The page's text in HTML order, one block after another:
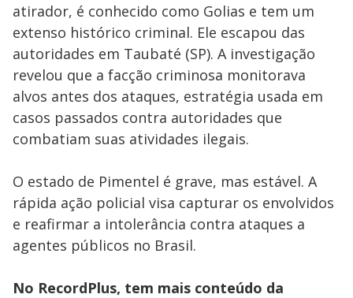
atirador, é conhecido como Golias e tem um
extenso histórico criminal. Ele escapou das
autoridades em Taubaté (SP). A investigação
revelou que a facção criminosa monitorava
alvos antes dos ataques, estratégia usada em
casos passados contra autoridades que
combatiam suas atividades ilegais.
O estado de Pimentel é grave, mas estável. A
rápida ação policial visa capturar os envolvidos
e reafirmar a intolerância contra ataques a
agentes públicos no Brasil.
No RecordPlus, tem mais conteúdo da